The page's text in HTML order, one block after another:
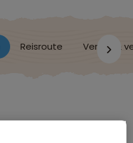
Reisroute Verblijf &